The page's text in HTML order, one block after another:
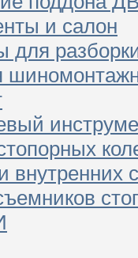
и салон
для
внутренних